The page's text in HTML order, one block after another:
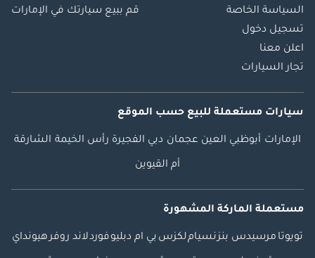
السياسة الخاصة
تسجيل دخول
اعلن معنا
تجار السيارات
قم ببيع سيارتك في الإمارات
سيارات مستعملة للبيع حسب الموقع
الإمارات أبوظبي العين عجمان دبي الفجيرة رأس الخيمة الشارقة
أم القيوين
مستعملة الماركة المشهورة
تويوتا مرسيدس بنزنسياملكزس بي ام دبليوفوردلاند روفرهيونداي